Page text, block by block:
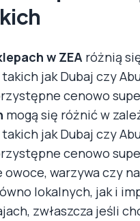
w ZEA różnią
jak Dubaj czy
cenowo
mogą się różnić w
jak Dubaj czy
cenowo
owoce, warzywa czy
lokalnych, jak i
zwłaszcza jeśli